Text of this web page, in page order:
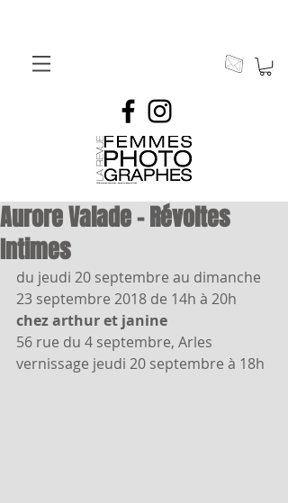
Aurore Valade – Révoltes
Intimes
du jeudi 20 septembre au dimanche
23 septembre 2018 de 14h à 20h
chez arthur et janine
56 rue du 4 septembre, Arles
vernissage jeudi 20 septembre à 18h